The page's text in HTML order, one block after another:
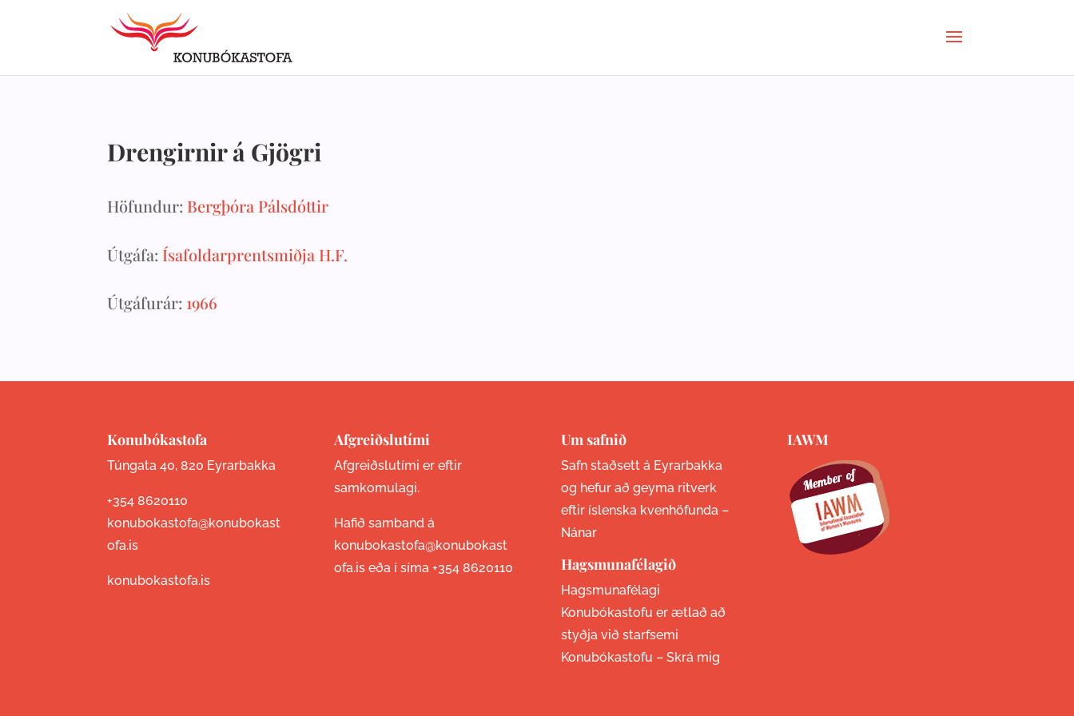
Drengirnir á Gjögri
Höfundur: Bergþóra Pálsdóttir
Útgáfa: Ísafoldarprentsmiðja H.F.
Útgáfurár: 1966
Konubókastofa
Túngata 40, 820 Eyrarbakka
+354 8620110
konubokastofa@konubokast
ofa.is
konubokastofa.is
Afgreiðslutími
Afgreiðslutími er eftir
samkomulagi.
Hafið samband á
konubokastofa@konubokast
ofa.is eða í síma +354 8620110
Um safnið
Safn staðsett á Eyrarbakka
og hefur að geyma ritverk
eftir íslenska kvenhöfunda –
Nánar
Hagsmunafélagið
Hagsmunafélagi
Konubókastofu er ætlað að
styðja við starfsemi
Konubókastofu – Skrá mig
IAWM